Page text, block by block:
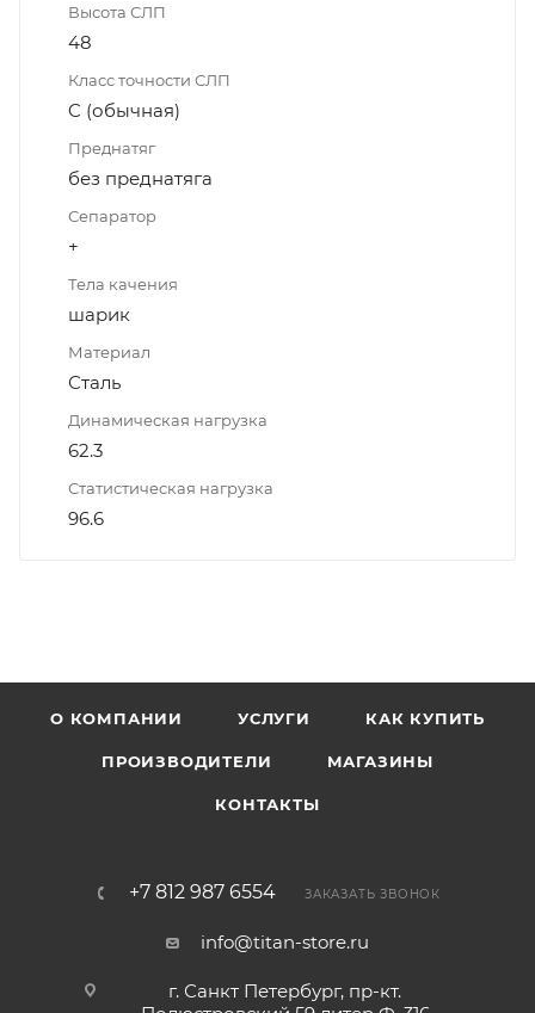
Высота СЛП
48
Класс точности СЛП
C (обычная)
Преднатяг
без преднатяга
Сепаратор
+
Тела качения
шарик
Материал
Сталь
Динамическая нагрузка
62.3
Статистическая нагрузка
96.6
О КОМПАНИИ УСЛУГИ КАК КУПИТЬ
ПРОИЗВОДИТЕЛИ МАГАЗИНЫ
КОНТАКТЫ
+7 812 987 6554 ЗАКАЗАТЬ ЗВОНОК
info@titan-store.ru
г. Санкт Петербург, пр-кт.